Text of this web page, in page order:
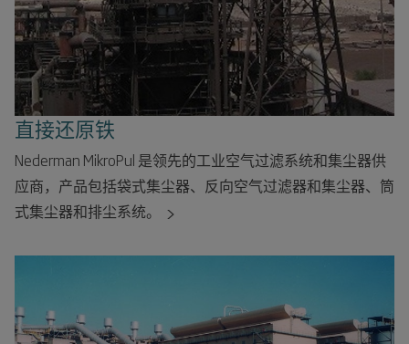
直接还原铁
Nederman MikroPul 是领先的工业空气过滤系统和集尘器供
应商，产品包括袋式集尘器、反向空气过滤器和集尘器、筒
式集尘器和排尘系统。